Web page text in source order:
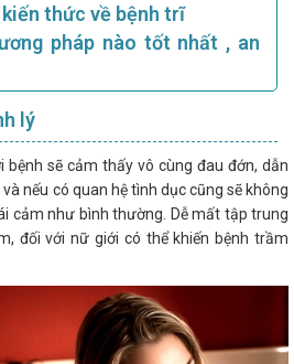
thức về bệnh trĩ
pháp nào tốt nhất , an
lý
bệnh sẽ cảm thấy vô cùng đau đớn, dẫn
nếu có quan hệ tình dục cũng sẽ không
cảm như bình thường. Dễ mất tập trung
đối với nữ giới có thể khiến bệnh trầm